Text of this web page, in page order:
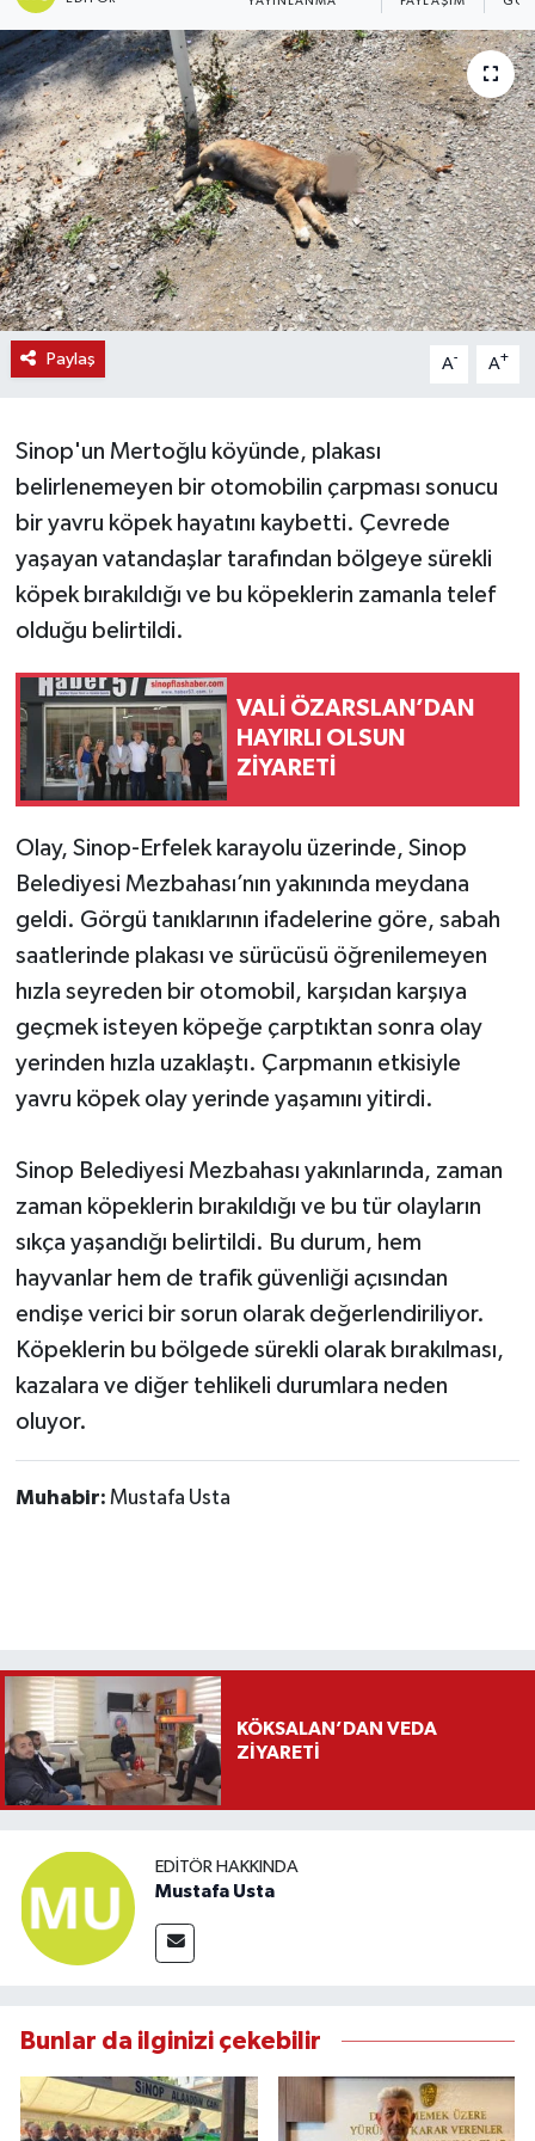
Paylaş A- A+
Sinop'un Mertoğlu köyünde, plakası
belirlenemeyen bir otomobilin çarpması sonucu
bir yavru köpek hayatını kaybetti. Çevrede
yaşayan vatandaşlar tarafından bölgeye sürekli
köpek bırakıldığı ve bu köpeklerin zamanla telef
olduğu belirtildi.
VALİ ÖZARSLAN’DAN
HAYIRLI OLSUN
ZİYARETİ
Olay, Sinop-Erfelek karayolu üzerinde, Sinop
Belediyesi Mezbahası’nın yakınında meydana
geldi. Görgü tanıklarının ifadelerine göre, sabah
saatlerinde plakası ve sürücüsü öğrenilemeyen
hızla seyreden bir otomobil, karşıdan karşıya
geçmek isteyen köpeğe çarptıktan sonra olay
yerinden hızla uzaklaştı. Çarpmanın etkisiyle
yavru köpek olay yerinde yaşamını yitirdi.
Sinop Belediyesi Mezbahası yakınlarında, zaman
zaman köpeklerin bırakıldığı ve bu tür olayların
sıkça yaşandığı belirtildi. Bu durum, hem
hayvanlar hem de trafik güvenliği açısından
endişe verici bir sorun olarak değerlendiriliyor.
Köpeklerin bu bölgede sürekli olarak bırakılması,
kazalara ve diğer tehlikeli durumlara neden
oluyor.
Muhabir: Mustafa Usta
KÖKSALAN’DAN VEDA
ZİYARETİ
EDITÖR HAKKINDA
Mustafa Usta
Bunlar da ilginizi çekebilir